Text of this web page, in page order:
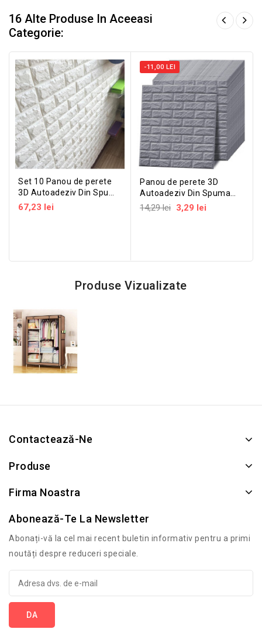
16 Alte Produse In Aceeasi
Categorie:
Set 10 Panou de perete
3D Autoadeziv Din Spuma
Moale 77x70 x0.5mm
grosime
67,23 lei
-11,00 LEI
Panou de perete 3D
Autoadeziv Din Spuma
Moale
14,29 lei 3,29 lei
Produse Vizualizate
Contactează-Ne
Produse
Firma Noastra
Abonează-Te La Newsletter
Abonați-vă la cel mai recent buletin informativ pentru a primi
noutăți despre reduceri speciale.